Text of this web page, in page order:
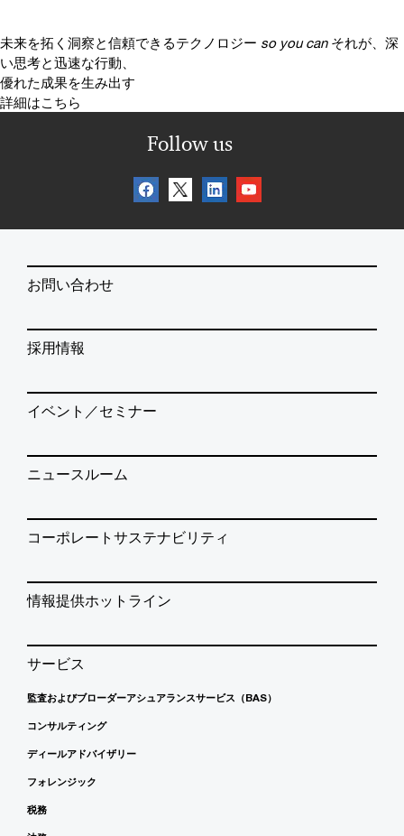
未来を拓く洞察と信頼できるテクノロジー so you can それが、深
い思考と迅速な行動、
優れた成果を生み出す
詳細はこちら
Follow us
お問い合わせ
採用情報
イベント／セミナー
ニュースルーム
コーポレートサステナビリティ
情報提供ホットライン
サービス
監査およびブローダーアシュアランスサービス（BAS）
コンサルティング
ディールアドバイザリー
フォレンジック
税務